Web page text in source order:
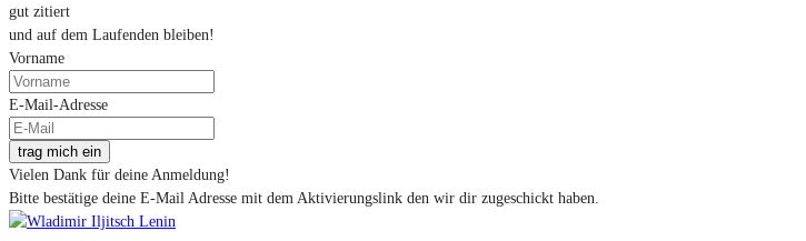
gut zitiert
und auf dem Laufenden bleiben!
Vorname
E-Mail-Adresse
trag mich ein
Vielen Dank für deine Anmeldung!
Bitte bestätige deine E-Mail Adresse mit dem Aktivierungslink den wir dir zugeschickt haben.